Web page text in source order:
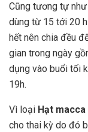
Cũng tương tự
dùng từ 15 tới 20
hết nên chia đều
gian trong ngày
dụng vào buổi tối
19h.
Vì loại Hạt macca
cho thai kỳ do đó